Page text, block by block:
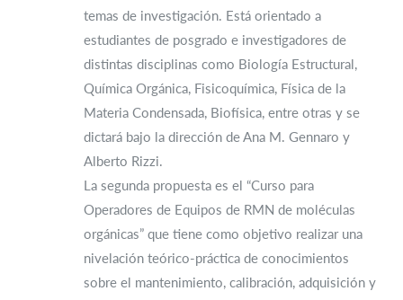
temas de investigación. Está orientado a
estudiantes de posgrado e investigadores de
distintas disciplinas como Biología Estructural,
Química Orgánica, Fisicoquímica, Física de la
Materia Condensada, Biofísica, entre otras y se
dictará bajo la dirección de Ana M. Gennaro y
Alberto Rizzi.
La segunda propuesta es el “Curso para
Operadores de Equipos de RMN de moléculas
orgánicas” que tiene como objetivo realizar una
nivelación teórico-práctica de conocimientos
sobre el mantenimiento, calibración, adquisición y